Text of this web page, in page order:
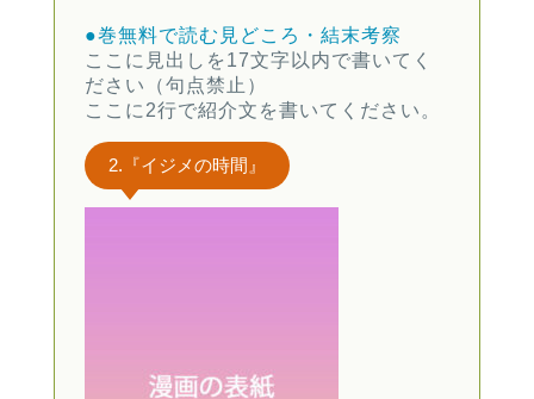
●巻無料で読む 見どころ・結末考察
ここに見出しを17文字以内で書いてく
ださい（句点禁止）
ここに2行で紹介文を書いてください。
2.『イジメの時間』